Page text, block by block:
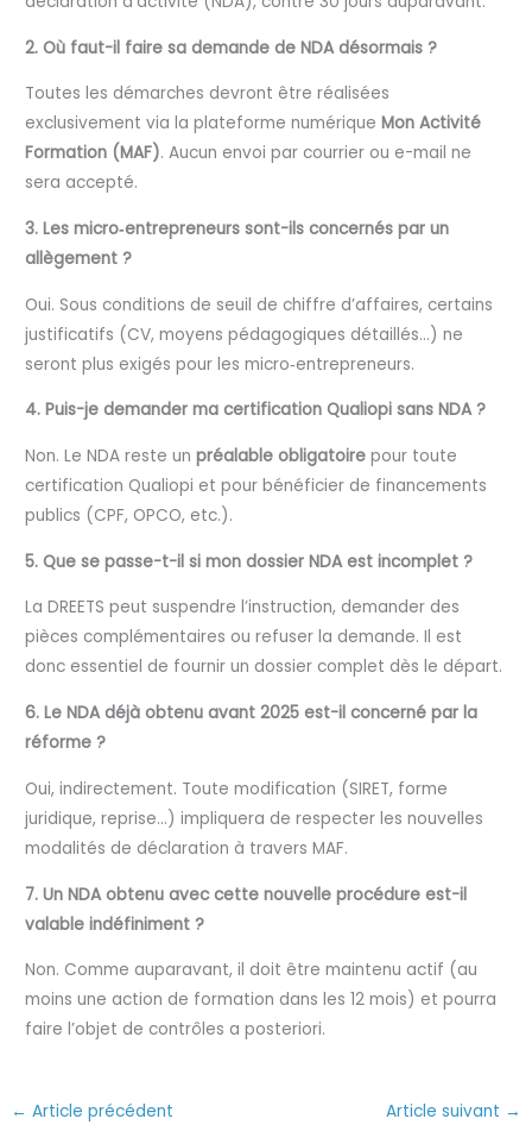
2. Où faut-il faire sa demande de NDA désormais ?
Toutes les démarches devront être réalisées
exclusivement via la plateforme numériqueMon Activité
Formation (MAF). Aucun envoi par courrier ou e-mail ne
sera accepté.
3. Les micro‑entrepreneurs sont-ils concernés par un
allègement ?
Oui. Sous conditions de seuil de chiffre d’affaires, certains
justificatifs (CV, moyens pédagogiques détaillés…) ne
seront plus exigés pour les micro‑entrepreneurs.
4. Puis-je demander ma certification Qualiopi sans NDA ?
Non. Le NDA reste unpréalable obligatoire pour toute
certification Qualiopi et pour bénéficier de financements
publics (CPF, OPCO, etc.).
5. Que se passe-t-il si mon dossier NDA est incomplet ?
La DREETS peut suspendre l’instruction, demander des
pièces complémentaires ou refuser la demande. Il est
donc essentiel de fournir un dossier complet dès le départ.
6. Le NDA déjà obtenu avant 2025 est-il concerné par la
réforme ?
Oui, indirectement. Toute modification (SIRET, forme
juridique, reprise…) impliquera de respecter les nouvelles
modalités de déclaration à travers MAF.
7. Un NDA obtenu avec cette nouvelle procédure est-il
valable indéfiniment ?
Non. Comme auparavant, il doit être maintenu actif (au
moins une action de formation dans les 12 mois) et pourra
faire l’objet de contrôles a posteriori.
← Article précédent Article suivant →